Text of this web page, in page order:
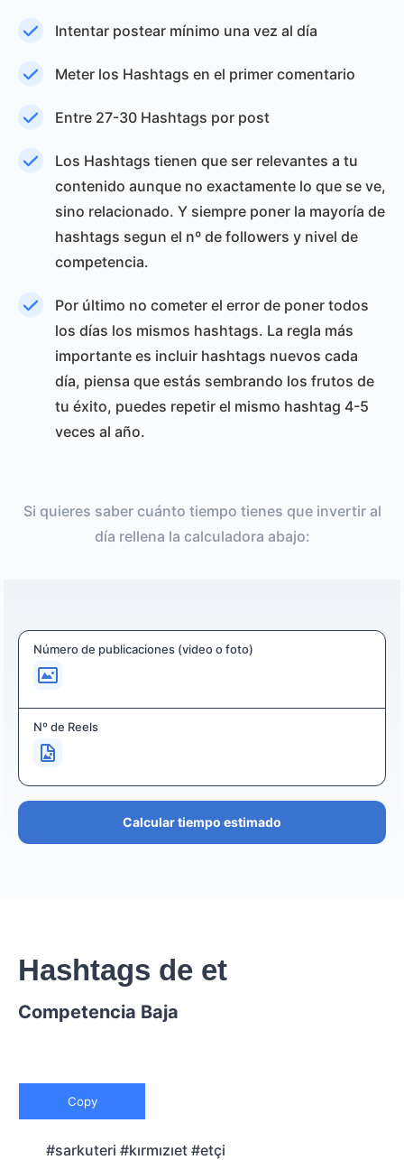
Intentar postear mínimo una vez al día
Meter los Hashtags en el primer comentario
Entre 27-30 Hashtags por post
Los Hashtags tienen que ser relevantes a tu
contenido aunque no exactamente lo que se ve,
sino relacionado. Y siempre poner la mayoría de
hashtags segun el nº de followers y nivel de
competencia.
Por último no cometer el error de poner todos
los días los mismos hashtags. La regla más
importante es incluir hashtags nuevos cada
día, piensa que estás sembrando los frutos de
tu éxito, puedes repetir el mismo hashtag 4-5
veces al año.
Si quieres saber cuánto tiempo tienes que invertir al
día rellena la calculadora abajo:
Número de publicaciones (video o foto)
Nº de Reels
Calcular tiempo estimado
Hashtags de et
Competencia Baja
Copy
#sarkuteri #kırmızıet #etçi